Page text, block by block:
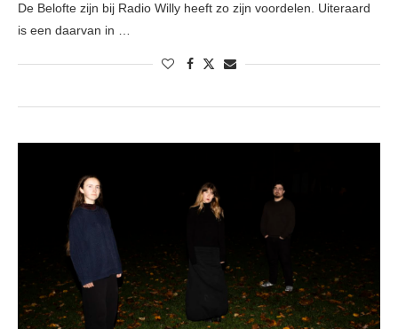
De Belofte zijn bij Radio Willy heeft zo zijn voordelen. Uiteraard
is een daarvan in …